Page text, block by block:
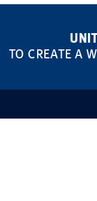
TO CREATE A